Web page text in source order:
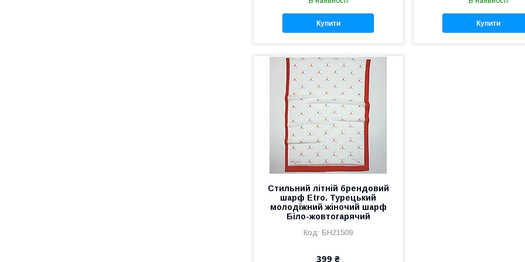
Купити Купити
Стильний літній брендовий
шарф Etro. Турецький
молодіжний жіночий шарф
Біло-жовтогарячий
БН21509
399 ₴